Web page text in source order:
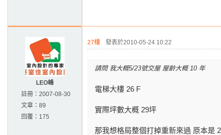
LEO峰
註冊： 2007-08-30
文章： 89
回覆： 175
27樓 發表於2010-05-24 10:22
請問 我大概5/23號交屋 屋齡大概 10 年
電梯大樓 26 F
實際坪數大概 29坪
那我想格局整個打掉重新來過 原本是